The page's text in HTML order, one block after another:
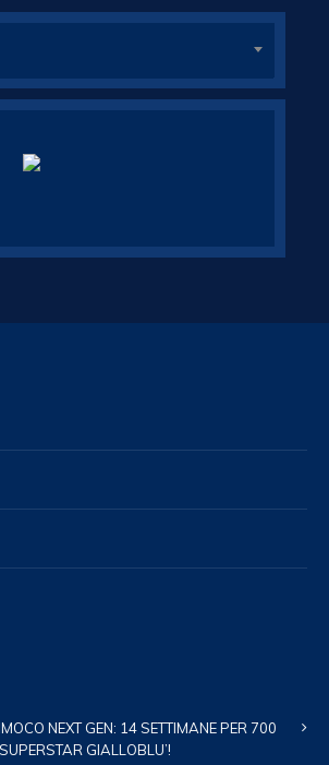
NEXT GEN: 14 SETTIMANE PER 700
GIALLOBLU’!